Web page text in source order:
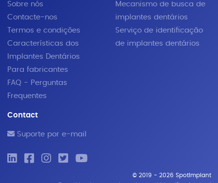
Sobre nós
Contacte-nos
Termos e condições
Características dos
Implantes Dentários
Para fabricantes
FAQ - Perguntas
Frequentes
Mecanismo de busca de
implantes dentários
Serviço de identificação
de implantes dentários
Contact
Suporte por e-mail
© 2019 - 2026 SpotImplant